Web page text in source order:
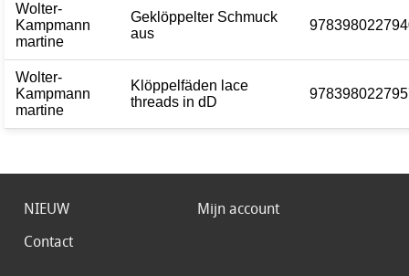
Wolter-
Kampmann
martine
Geklöppelter Schmuck
aus
Wolter-
Kampmann
martine
Klöppelfäden lace
threads in dD
NIEUW
Mijn account
Contact